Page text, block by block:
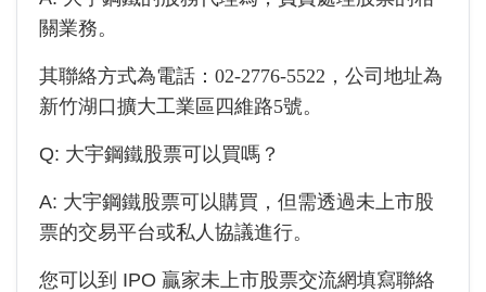
關業務。
其聯絡方式為電話： 02-2776-5522 ，公司地址為
新竹湖口擴大工業區四維路5號。
Q: 大宇鋼鐵股票可以買嗎？
A: 大宇鋼鐵股票可以購買，但需透過未上市股
票的交易平台或私人協議進行。
您可以到 IPO 贏家未上市股票交流網填寫聯絡